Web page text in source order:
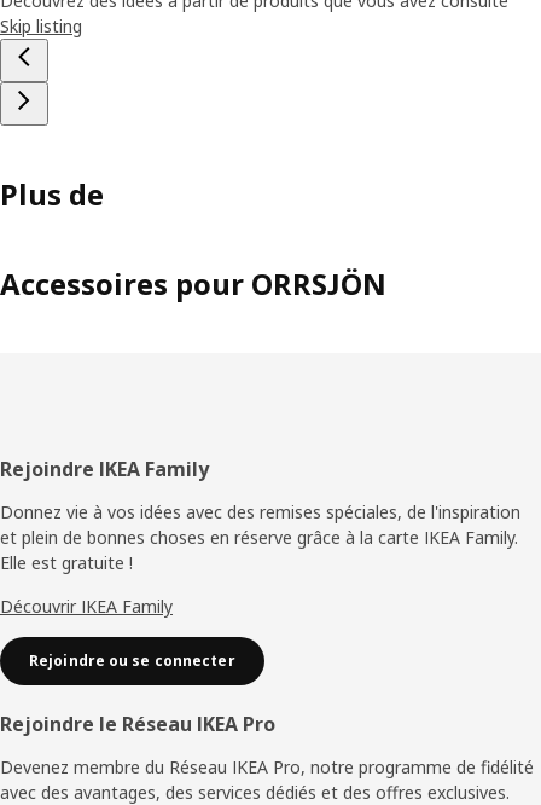
Skip listing
Plus de
Accessoires pour ORRSJÖN
Pied
de
page
Rejoindre IKEA Family
Donnez vie à vos idées avec des remises spéciales, de l'inspiration
et plein de bonnes choses en réserve grâce à la carte IKEA Family.
Elle est gratuite !
Découvrir IKEA Family
Rejoindre ou se connecter
Rejoindre le Réseau IKEA Pro
Devenez membre du Réseau IKEA Pro, notre programme de fidélité
avec des avantages, des services dédiés et des offres exclusives.